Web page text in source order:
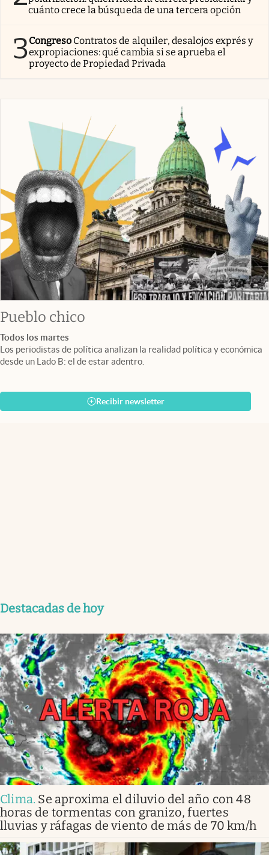
cuánto crece la búsqueda de una tercera opción
3Congreso Contratos de alquiler, desalojos exprés y
expropiaciones: qué cambia si se aprueba el
proyecto de Propiedad Privada
Pueblo chico
Todos los martes
Los periodistas de política analizan la realidad política y económica
desde un Lado B: el de estar adentro.
Recibir newsletter
Destacadas de hoy
Clima. Se aproxima el diluvio del año con 48
horas de tormentas con granizo, fuertes
lluvias y ráfagas de viento de más de 70 km/h